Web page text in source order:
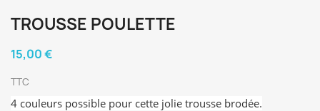
TROUSSE POULETTE
15,00 €
TTC
4 couleurs possible pour cette jolie trousse brodée.